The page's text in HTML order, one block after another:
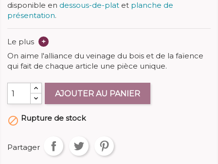
disponible en dessous-de-plat et planche de
présentation.
Le plus
+
On aime l'alliance du veinage du bois et de la faïence
qui fait de chaque article une pièce unique.
AJOUTER AU PANIER
 Rupture de stock
Partager